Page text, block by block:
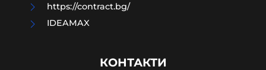
https://contract.bg/
IDEAMAX
КОНТАКТИ